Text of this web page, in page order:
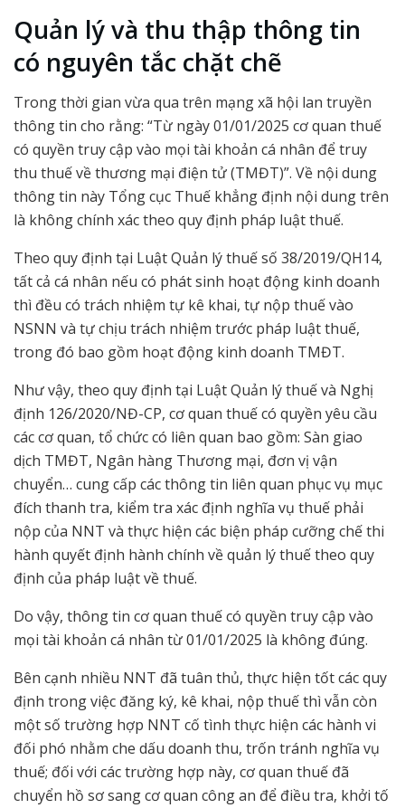
Quản lý và thu thập thông tin
có nguyên tắc chặt chẽ
Trong thời gian vừa qua trên mạng xã hội lan truyền
thông tin cho rằng: “Từ ngày 01/01/2025 cơ quan thuế
có quyền truy cập vào mọi tài khoản cá nhân để truy
thu thuế về thương mại điện tử (TMĐT)”. Về nội dung
thông tin này Tổng cục Thuế khẳng định nội dung trên
là không chính xác theo quy định pháp luật thuế.
Theo quy định tại Luật Quản lý thuế số 38/2019/QH14,
tất cả cá nhân nếu có phát sinh hoạt động kinh doanh
thì đều có trách nhiệm tự kê khai, tự nộp thuế vào
NSNN và tự chịu trách nhiệm trước pháp luật thuế,
trong đó bao gồm hoạt động kinh doanh TMĐT.
Như vậy, theo quy định tại Luật Quản lý thuế và Nghị
định 126/2020/NĐ-CP, cơ quan thuế có quyền yêu cầu
các cơ quan, tổ chức có liên quan bao gồm: Sàn giao
dịch TMĐT, Ngân hàng Thương mại, đơn vị vận
chuyển… cung cấp các thông tin liên quan phục vụ mục
đích thanh tra, kiểm tra xác định nghĩa vụ thuế phải
nộp của NNT và thực hiện các biện pháp cưỡng chế thi
hành quyết định hành chính về quản lý thuế theo quy
định của pháp luật về thuế.
Do vậy, thông tin cơ quan thuế có quyền truy cập vào
mọi tài khoản cá nhân từ 01/01/2025 là không đúng.
Bên cạnh nhiều NNT đã tuân thủ, thực hiện tốt các quy
định trong việc đăng ký, kê khai, nộp thuế thì vẫn còn
một số trường hợp NNT cố tình thực hiện các hành vi
đối phó nhằm che dấu doanh thu, trốn tránh nghĩa vụ
thuế; đối với các trường hợp này, cơ quan thuế đã
chuyển hồ sơ sang cơ quan công an để điều tra, khởi tố